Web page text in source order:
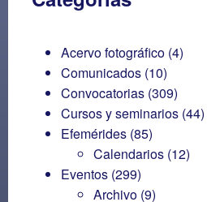
Acervo fotográfico (4)
Comunicados (10)
Convocatorias (309)
Cursos y seminarios (44)
Efemérides (85)
Calendarios (12)
Eventos (299)
Archivo (9)